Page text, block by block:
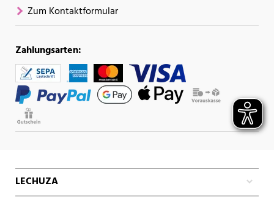
Zum Kontaktformular
Zahlungsarten:
LECHUZA